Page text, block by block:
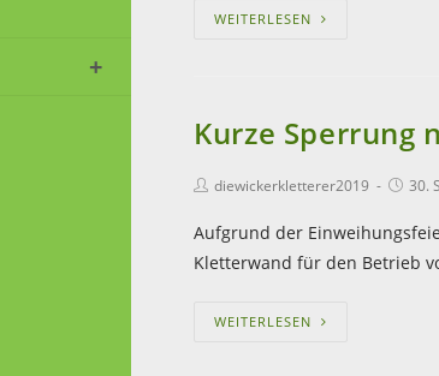
WEITERLESEN
Kurze Sperrung
diewickerkletterer2019 30.
Aufgrund der
Kletterwand für den Betrieb
WEITERLESEN